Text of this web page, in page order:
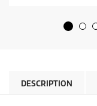
pDESCRIPTION